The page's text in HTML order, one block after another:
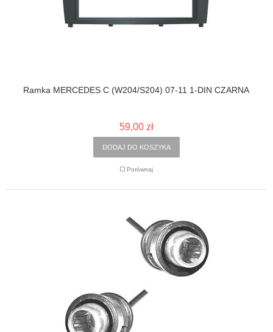
Ramka MERCEDES C (W204/S204) 07-11 1-DIN CZARNA
59,00 zł
DODAJ DO KOSZYKA
Porównaj